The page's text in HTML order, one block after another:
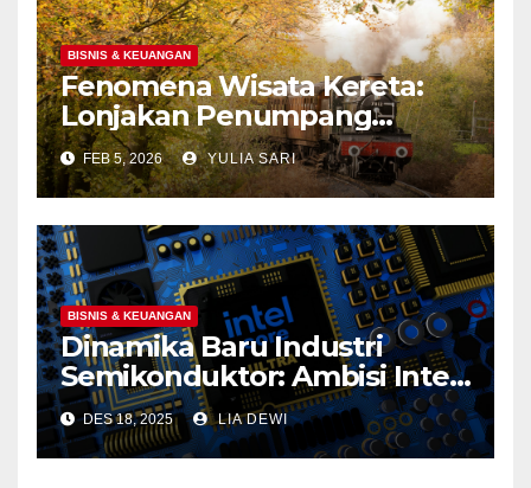
BISNIS & KEUANGAN
Fenomena Wisata Kereta:
Lonjakan Penumpang
Panoramic di Jawa dan
Upaya Menghidupkan
Kembali Jalur Bersejarah di
Portland
FEB 5, 2026 YULIA SARI
BISNIS & KEUANGAN
Dinamika Baru Industri
Semikonduktor: Ambisi Intel
Foundry dan Prospek Pasar
2026
DES 18, 2025 LIA DEWI